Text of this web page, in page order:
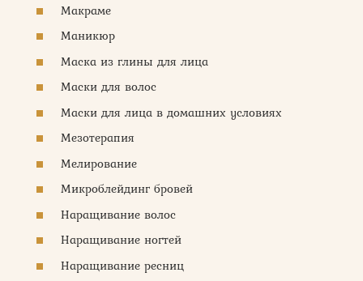
Макраме
Маникюр
Маска из глины для лица
Маски для волос
Маски для лица в домашних условиях
Мезотерапия
Мелирование
Микроблейдинг бровей
Наращивание волос
Наращивание ногтей
Наращивание ресниц